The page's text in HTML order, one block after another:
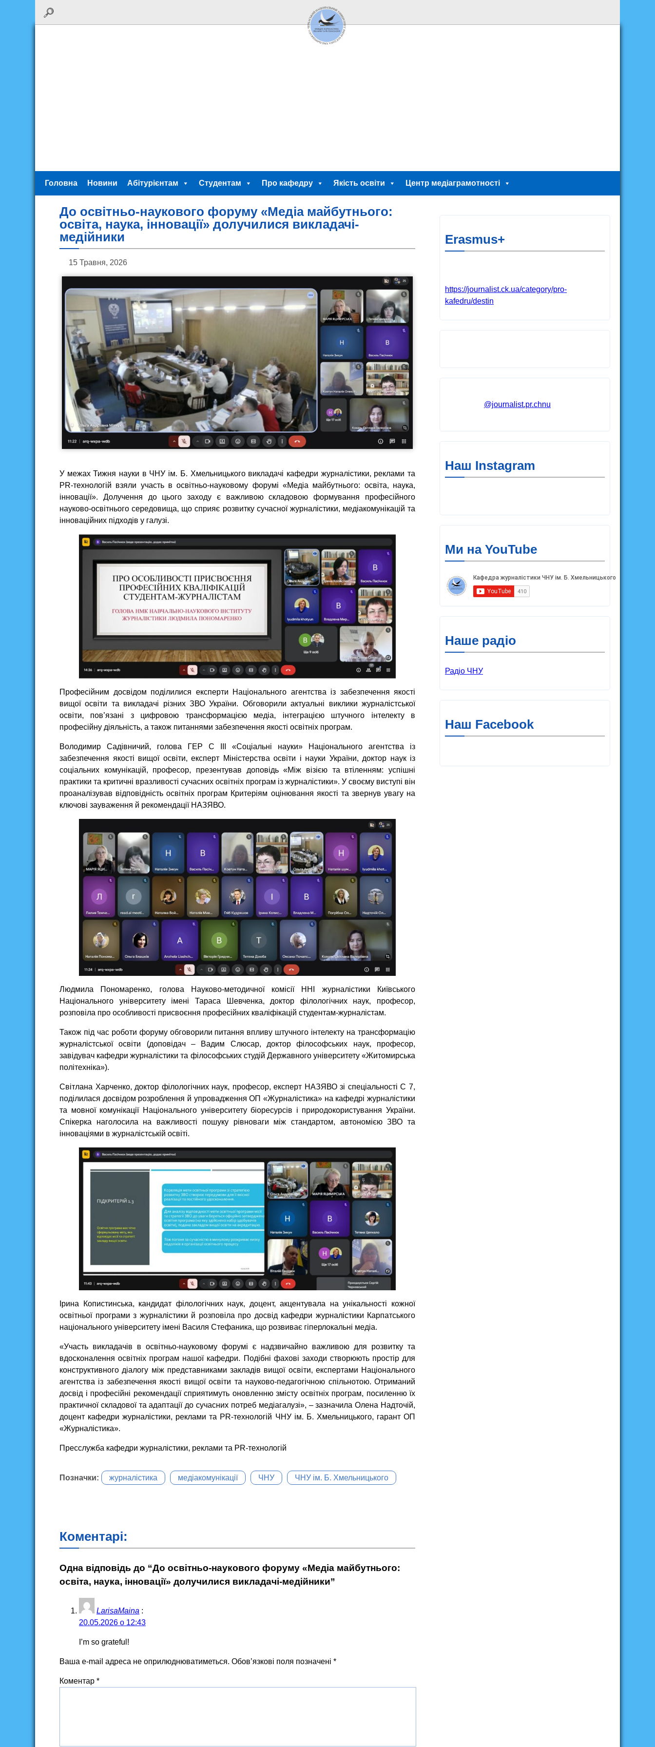
Головна Новини Абітурієнтам Студентам Про кафедру Якість освіти Центр медіаграмотності
До освітньо-наукового форуму «Медіа майбутнього:
освіта, наука, інновації» долучилися викладачі-
медійники
15 Травня, 2026
У межах Тижня науки в ЧНУ ім. Б. Хмельницького викладачі кафедри журналістики, реклами та
PR-технологій взяли участь в освітньо-науковому форумі «Медіа майбутнього: освіта, наука,
інновації». Долучення до цього заходу є важливою складовою формування професійного
науково-освітнього середовища, що сприяє розвитку сучасної журналістики, медіакомунікацій та
інноваційних підходів у галузі.
Професійним досвідом поділилися експерти Національного агентства із забезпечення якості
вищої освіти та викладачі різних ЗВО України. Обговорили актуальні виклики журналістської
освіти, пов’язані з цифровою трансформацією медіа, інтеграцією штучного інтелекту в
професійну діяльність, а також питаннями забезпечення якості освітніх програм.
Володимир Садівничий, голова ГЕР С III «Соціальні науки» Національного агентства із
забезпечення якості вищої освіти, експерт Міністерства освіти і науки України, доктор наук із
соціальних комунікацій, професор, презентував доповідь «Між візією та втіленням: успішні
практики та критичні вразливості сучасних освітніх програм із журналістики». У своєму виступі він
проаналізував відповідність освітніх програм Критеріям оцінювання якості та звернув увагу на
ключові зауваження й рекомендації НАЗЯВО.
Людмила Пономаренко, голова Науково-методичної комісії ННІ журналістики Київського
Національного університету імені Тараса Шевченка, доктор філологічних наук, професор,
розповіла про особливості присвоєння професійних кваліфікацій студентам-журналістам.
Також під час роботи форуму обговорили питання впливу штучного інтелекту на трансформацію
журналістської освіти (доповідач – Вадим Слюсар, доктор філософських наук, професор,
завідувач кафедри журналістики та філософських студій Державного університету «Житомирська
політехніка»).
Світлана Харченко, доктор філологічних наук, професор, експерт НАЗЯВО зі спеціальності С 7,
поділилася досвідом розроблення й упровадження ОП «Журналістика» на кафедрі журналістики
та мовної комунікації Національного університету біоресурсів і природокористування України.
Спікерка наголосила на важливості пошуку рівноваги між стандартом, автономією ЗВО та
інноваціями в журналістській освіті.
Ірина Копистинська, кандидат філологічних наук, доцент, акцентувала на унікальності кожної
освітньої програми з журналістики й розповіла про досвід кафедри журналістики Карпатського
національного університету імені Василя Стефаника, що розвиває гіперлокальні медіа.
«Участь викладачів в освітньо-науковому форумі є надзвичайно важливою для розвитку та
вдосконалення освітніх програм нашої кафедри. Подібні фахові заходи створюють простір для
конструктивного діалогу між представниками закладів вищої освіти, експертами Національного
агентства із забезпечення якості вищої освіти та науково-педагогічною спільнотою. Отриманий
досвід і професійні рекомендації сприятимуть оновленню змісту освітніх програм, посиленню їх
практичної складової та адаптації до сучасних потреб медіагалузі», – зазначила Олена Надточій,
доцент кафедри журналістики, реклами та PR-технологій ЧНУ ім. Б. Хмельницького, гарант ОП
«Журналістика».
Пресслужба кафедри журналістики, реклами та PR-технологій
Позначки: журналістика медіакомунікації ЧНУ ЧНУ ім. Б. Хмельницького
Коментарі:
Одна відповідь до “До освітньо-наукового форуму «Медіа майбутнього:
освіта, наука, інновації» долучилися викладачі-медійники”
LarisaMaina :
20.05.2026 о 12:43
I’m so grateful!
Ваша e-mail адреса не оприлюднюватиметься. Обов’язкові поля позначені *
Коментар *
Erasmus+
https://journalist.ck.ua/category/pro-
kafedru/destin
@journalist.pr.chnu
Наш Instagram
Ми на YouTube
Наше радіо
Радіо ЧНУ
Наш Facebook